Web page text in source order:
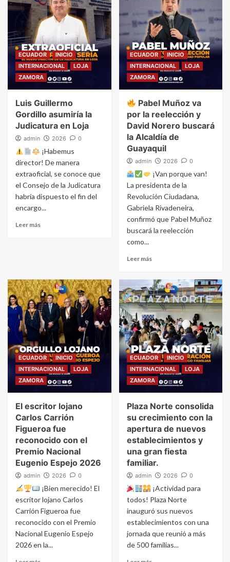
ECUADOR
INICIO
INTERNACIONAL
LOJA
ZAMORA
Luis Guillermo
Gordillo asumiría la
Judicatura en Loja
admin 2026 0
¡Habemus
director! De manera
extraoficial, se conoce que
el Consejo de la Judicatura
habría dispuesto el fin del
encargo...
Leer más
ECUADOR
INICIO
INTERNACIONAL
LOJA
ZAMORA
Pabel Muñoz va
por la reelección y
David Norero buscará
la Alcaldía de
Guayaquil
admin 2026 0
¡Van porque van!
La presidenta de la
Revolución Ciudadana,
Gabriela Rivadeneira,
confirmó que Pabel Muñoz
buscará la reelección
como...
Leer más
ECUADOR
INICIO
INTERNACIONAL
LOJA
ZAMORA
El escritor lojano
Carlos Carrión
Figueroa fue
reconocido con el
Premio Nacional
Eugenio Espejo 2026
admin 2026 0
¡Bien merecido! El
escritor lojano Carlos
Carrión Figueroa fue
reconocido con el Premio
Nacional Eugenio Espejo
2026 en la...
ECUADOR
INICIO
INTERNACIONAL
LOJA
ZAMORA
Plaza Norte consolida
su crecimiento con la
apertura de nuevos
establecimientos y
una gran fiesta
familiar.
admin 2026 0
¡Actividad para
todos! Plaza Norte
inauguró sus nuevos
establecimientos con una
jornada que reunió a más
de 500 familias...